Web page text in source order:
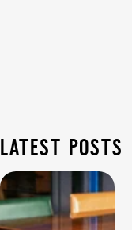
latest posts